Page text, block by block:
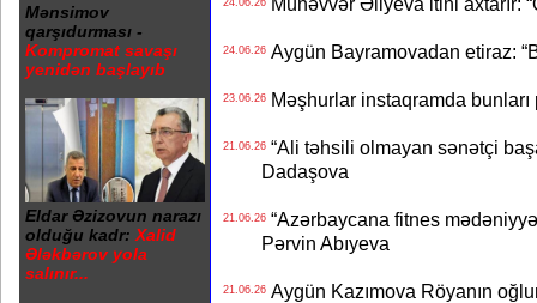
Mənsimov
qarşıdurması -
Kompromat savaşı
yenidən başlayıb
Eldar Əzizovun narazı
olduğu kadr: Xalid
Ələkbərov yola
salınır...
24.06.26
24.06.26Aygün Bayramovadan etiraz:
23.06.26Məşhurlar instaqramda bunları
21.06.26“Ali təhsili olmayan sənətçi
Dadaşova
21.06.26“Azərbaycana fitnes
Pərvin Abıyeva
21.06.26Aygün Kazımova Röyanın